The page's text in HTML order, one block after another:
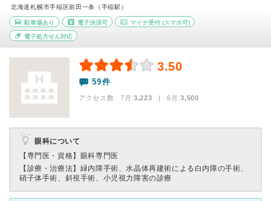
北海道札幌市手稲区前田一条（手稲駅）
駐車場あり 電子決済可 マイナ受付 (スマホ可)
電子処方せん対応
3.50
59件
アクセス数 7月:3,223 | 6月:3,500
眼科について
【専門医・資格】 眼科専門医
【診療・治療法】 緑内障手術、水晶体再建術による白内障の手術、
硝子体手術、斜視手術、小児視力障害の診療